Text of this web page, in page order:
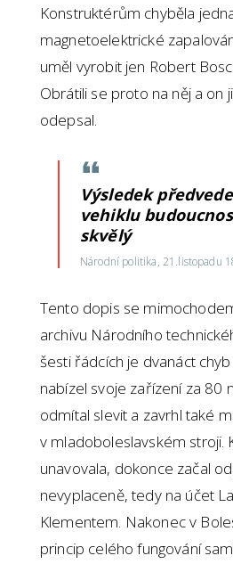
Konstruktérům chyběla
magnetoelektrické
uměl vyrobit jen Robert
Obrátili se proto na něj a on
odepsal.
Výsledek
vehiklu
skvělý
Národní politika, 21.listopadu
Tento dopis se
archivu Národního
šesti řádcích je dvanáct
nabízel svoje zařízení za 80
odmítal slevit a zavrhl také
v mladoboleslavském stroji.
unavovala, dokonce začal
nevyplaceně, tedy na účet
Klementem. Nakonec v
princip celého fungování